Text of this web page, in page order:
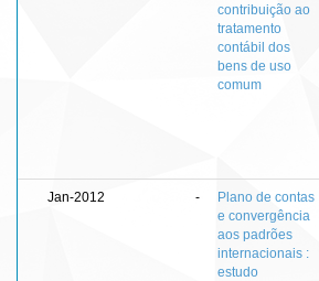
contribuição ao
tratamento
contábil dos
bens de uso
comum
Jan-2012 -
Plano de contas
e convergência
aos padrões
internacionais :
estudo